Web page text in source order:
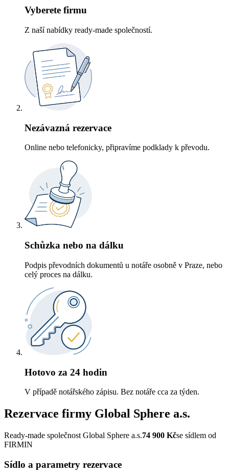
Vyberete firmu
Z naší nabídky ready-made společností.
Nezávazná rezervace
Online nebo telefonicky, připravíme podklady k převodu.
Schůzka nebo na dálku
Podpis převodních dokumentů u notáře osobně v Praze, nebo
celý proces na dálku.
Hotovo za 24 hodin
V případě notářského zápisu. Bez notáře cca za týden.
Rezervace firmy Global Sphere a.s.
Ready-made společnost Global Sphere a.s.74 900 Kčse sídlem od
FIRMIN
Sídlo a parametry rezervace